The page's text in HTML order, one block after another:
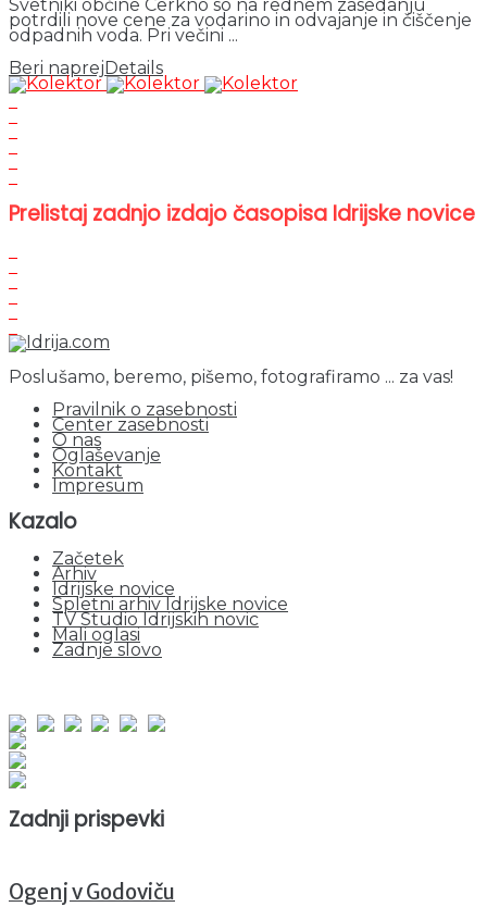
Svetniki občine Cerkno so na rednem zasedanju
potrdili nove cene za vodarino in odvajanje in čiščenje
odpadnih voda. Pri večini ...
Beri naprej Details
Prelistaj zadnjo izdajo časopisa Idrijske novice
Poslušamo, beremo, pišemo, fotografiramo ... za vas!
Pravilnik o zasebnosti
Center zasebnosti
O nas
Oglaševanje
Kontakt
Impresum
Kazalo
Začetek
Arhiv
Idrijske novice
Spletni arhiv Idrijske novice
TV Studio Idrijskih novic
Mali oglasi
Zadnje slovo
Zadnji prispevki
Ogenj v Godoviču